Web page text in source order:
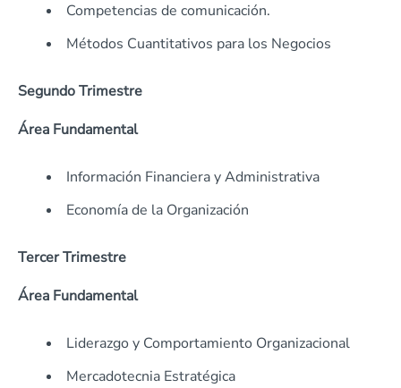
Competencias de comunicación.
Métodos Cuantitativos para los Negocios
Segundo Trimestre
Área Fundamental
Información Financiera y Administrativa
Economía de la Organización
Tercer Trimestre
Área Fundamental
Liderazgo y Comportamiento Organizacional
Mercadotecnia Estratégica